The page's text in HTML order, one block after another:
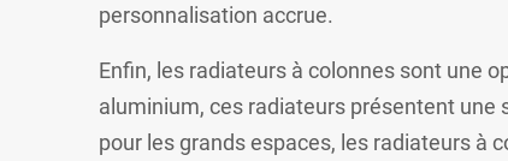
personnalisation accrue.
Enfin, les radiateurs à colonnes sont une
aluminium, ces radiateurs présentent
pour les grands espaces, les radiateurs à